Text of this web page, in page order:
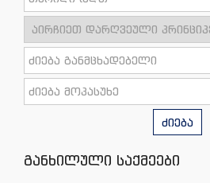
ძიება
განხილული საქმეები